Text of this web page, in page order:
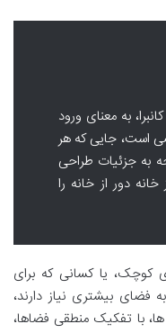
به معنای ورود
است، جایی که هر
به جزئیات طراحی
دور از خانه را
کوچک، یا کسانی که برای
فضای بیشتری نیاز دارند،
با تفکیک منطقی فضاها،